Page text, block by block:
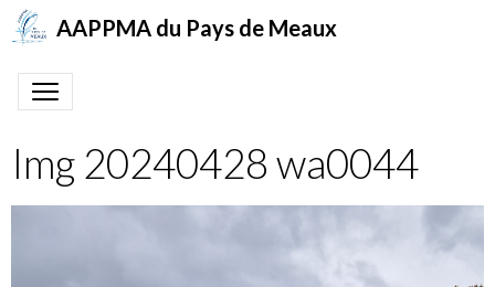
AAPPMA du Pays de Meaux
Img 20240428 wa0044